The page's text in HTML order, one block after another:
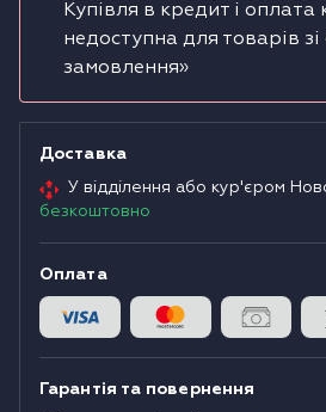
Купівля в кредит і оплата
недоступна для товарів
замовлення»
Доставка
У відділення або кур'єром
безкоштовно
Оплата
Гарантія та повернення